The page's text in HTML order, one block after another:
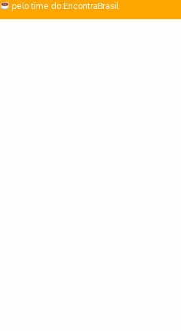
pelo time do EncontraBrasil